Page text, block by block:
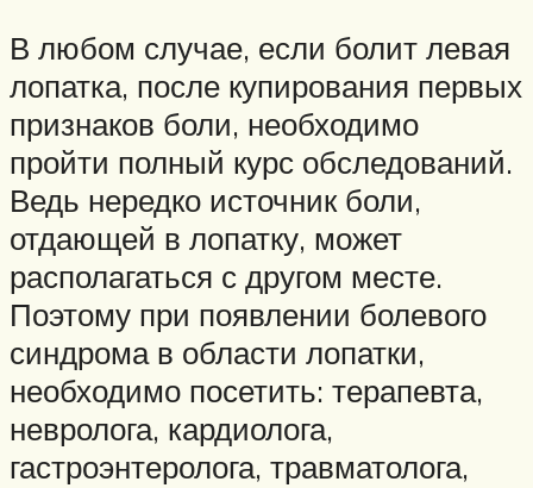
В любом случае, если болит левая
лопатка, после купирования первых
признаков боли, необходимо
пройти полный курс обследований.
Ведь нередко источник боли,
отдающей в лопатку, может
располагаться с другом месте.
Поэтому при появлении болевого
синдрома в области лопатки,
необходимо посетить: терапевта,
невролога, кардиолога,
гастроэнтеролога, травматолога,